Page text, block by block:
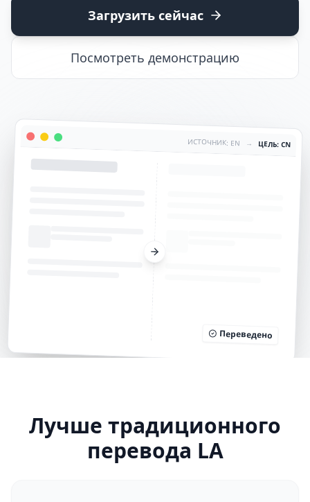
Загрузить сейчас
Посмотреть демонстрацию
ИСТОЧНИК: EN → ЦЕЛЬ: CN
Переведено
Лучше традиционного
перевода LA